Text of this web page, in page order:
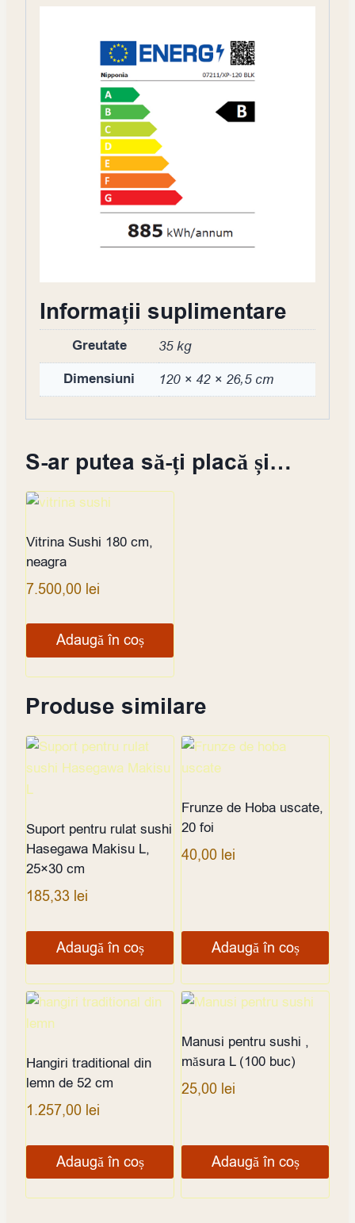
Informații suplimentare
Greutate 35 kg
Dimensiuni 120 × 42 × 26,5 cm
S-ar putea să-ți placă și…
Vitrina Sushi 180 cm,
neagra
7.500,00 lei
Adaugă în coș
Produse similare
Suport pentru rulat sushi
Hasegawa Makisu L,
25×30 cm
185,33 lei
Adaugă în coș
Frunze de Hoba uscate,
20 foi
40,00 lei
Adaugă în coș
Hangiri traditional din
lemn de 52 cm
1.257,00 lei
Adaugă în coș
Manusi pentru sushi ,
măsura L (100 buc)
25,00 lei
Adaugă în coș